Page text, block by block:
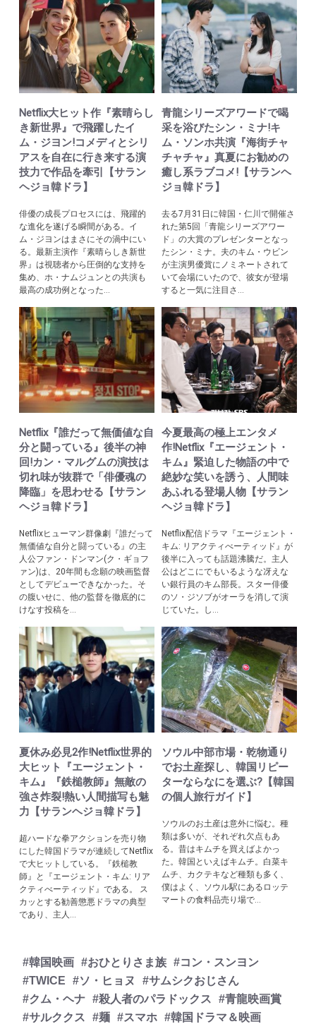
Netflix大ヒット作『素晴らし
き新世界』で飛躍したイ
ム・ジヨン!コメディとシリ
アスを自在に行き来する演
技力で作品を牽引【サラン
ヘジョ韓ドラ】
俳優の成長プロセスには、飛躍的
な進化を遂げる瞬間がある。イ
ム・ジヨンはまさにその渦中にい
る。最新主演作『素晴らしき新世
界』は視聴者から圧倒的な支持を
集め、ホ・ナムジュンとの共演も
最高の成功例となった...
青龍シリーズアワードで喝
采を浴びたシン・ミナ!キ
ム・ソンホ共演『海街チャ
チャチャ』真夏にお勧めの
癒し系ラブコメ!【サランヘ
ジョ韓ドラ】
去る7月31日に韓国・仁川で開催さ
れた第5回「青龍シリーズアワー
ド」の大賞のプレゼンターとなっ
たシン・ミナ。夫のキム・ウビン
が主演男優賞にノミネートされて
いて会場にいたので、彼女が登場
すると一気に注目さ...
Netflix『誰だって無価値な自
分と闘っている』後半の神
回!カン・マルグムの演技は
切れ味が抜群で「俳優魂の
降臨」を思わせる【サラン
ヘジョ韓ドラ】
Netflixヒューマン群像劇『誰だって
無価値な自分と闘っている』の主
人公ファン・ドンマン(ク・ギョフ
ァン)は、20年間も念願の映画監督
としてデビューできなかった。そ
の腹いせに、他の監督を徹底的に
けなす投稿を...
今夏最高の極上エンタメ
作!Netflix『エージェント・
キム』緊迫した物語の中で
絶妙な笑いを誘う、人間味
あふれる登場人物【サラン
ヘジョ韓ドラ】
Netflix配信ドラマ『エージェント・
キム: リアクティべーティッド』が
後半に入っても話題沸騰だ。主人
公はどこにでもいるような冴えな
い銀行員のキム部長。スター俳優
のソ・ジソブがオーラを消して演
じていた。し...
夏休み必見2作!Netflix世界的
大ヒット『エージェント・
キム』『鉄槌教師』無敵の
強さ炸裂!熱い人間描写も魅
力【サランヘジョ韓ドラ】
超ハードな拳アクションを売り物
にした韓国ドラマが連続してNetflix
で大ヒットしている。『鉄槌教
師』と『エージェント・キム: リア
クティべーティッド』である。 ス
カッとする勧善懲悪ドラマの典型
であり、主人...
ソウル中部市場・乾物通り
でお土産探し、韓国リピー
ターならなにを選ぶ?【韓国
の個人旅行ガイド】
ソウルのお土産は意外に悩む。種
類は多いが、それぞれ欠点もあ
る。昔はキムチを買えばよかっ
た。韓国といえばキムチ。白菜キ
ムチ、カクテキなど種類も多く、
僕はよく、ソウル駅にあるロッテ
マートの食料品売り場で...
#韓国映画 #おひとりさま族 #コン・スンヨン
#TWICE
#ソ・ヒョヌ
#サムシクおじさん
#クム・ヘナ #殺人者のパラドックス
#青龍映画賞
#サルククス
#麺 #スマホ #韓国ドラマ＆映画